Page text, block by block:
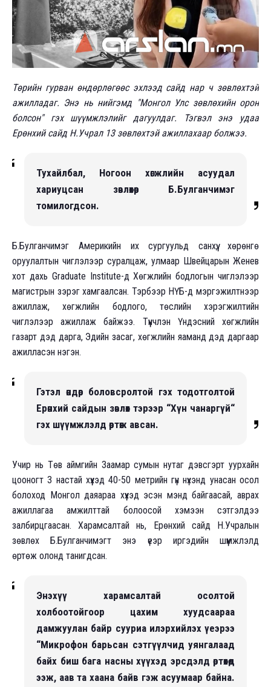
Төрийн гурван өндөрлөгөөс эхлээд сайд нар ч зөвлөхтэй
ажилладаг. Энэ нь нийгэмд "Монгол Улс зөвлөхийн орон
болсон" гэх шүүмжлэлийг дагуулдаг. Тэгвэл энэ удаа
Ерөнхий сайд Н.Учрал 13 зөвлөхтэй ажиллахаар болжээ.
Тухайлбал, Ногоон хөгжлийн асуудал
хариуцсан зөвлөхөөр Б.Булганчимэг
томилогдсон.
Б.Булганчимэг Америкийн их сургуульд санхүү, хөрөнгө
оруулалтын чиглэлээр суралцаж, улмаар Швейцарын Женев
хот дахь Graduate Institute-д Хөгжлийн бодлогын чиглэлээр
магистрын зэрэг хамгаалсан. Тэрбээр НҮБ-д мэргэжилтнээр
ажиллаж, хөгжлийн бодлого, төслийн хэрэгжилтийн
чиглэлээр ажиллаж байжээ. Түүнчлэн Үндэсний хөгжлийн
газарт дэд дарга, Эдийн засаг, хөгжлийн яаманд дэд даргаар
ажилласэн нэгэн.
Гэтэл өндөр боловсролтой гэх тодотголтой
Ерөнхий сайдын зөвлөх тэрээр “Хүн чанаргүй“
гэх шүүмжлэлд өртөж авсан.
Учир нь Төв аймгийн Заамар сумын нутаг дэвсгэрт уурхайн
цооногт 3 настай хүүхэд 40-50 метрийн гүн нүхэнд унасан осол
болоход Монгол даяараа хүүхэд эсэн мэнд байгаасай, аврах
ажиллагаа амжилттай болоосой хэмээн сэтгэлдээ
залбирцгаасан. Харамсалтай нь, Ерөнхий сайд Н.Учралын
зөвлөх Б.Булганчимэгт энэ үеэр иргэдийн шүүмжлэлд
өртөж олонд танигдсан.
Энэхүү харамсалтай осолтой
холбоотойгоор цахим хуудсаараа
дамжуулан байр сууриа илэрхийлэх үеэрээ
“Микрофон барьсан сэтгүүлчид уянгалаад
байх биш бага насны хүүхэд эрсдэлд өртөхөд
ээж, аав та хаана байв гэж асуумаар байна.